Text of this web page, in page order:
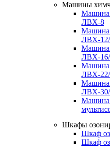
Машины
Машина
ЛВХ-8
Машина
ЛВХ-
Машина
ЛВХ-
Машина
ЛВХ-
Машина
ЛВХ-
Машина
Шкафы
Шкаф
Шкаф